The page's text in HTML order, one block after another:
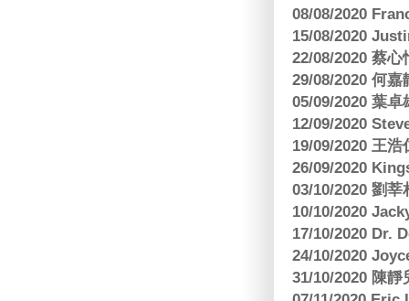
08/08/2020
15/08/2020
22/08/2020 蔡
29/08/2020 何
05/09/2020 葉
12/09/2020
19/09/2020 王
26/09/2020
03/10/2020 劉
10/10/2020
17/10/2020 Dr.
24/10/2020
31/10/2020 陳